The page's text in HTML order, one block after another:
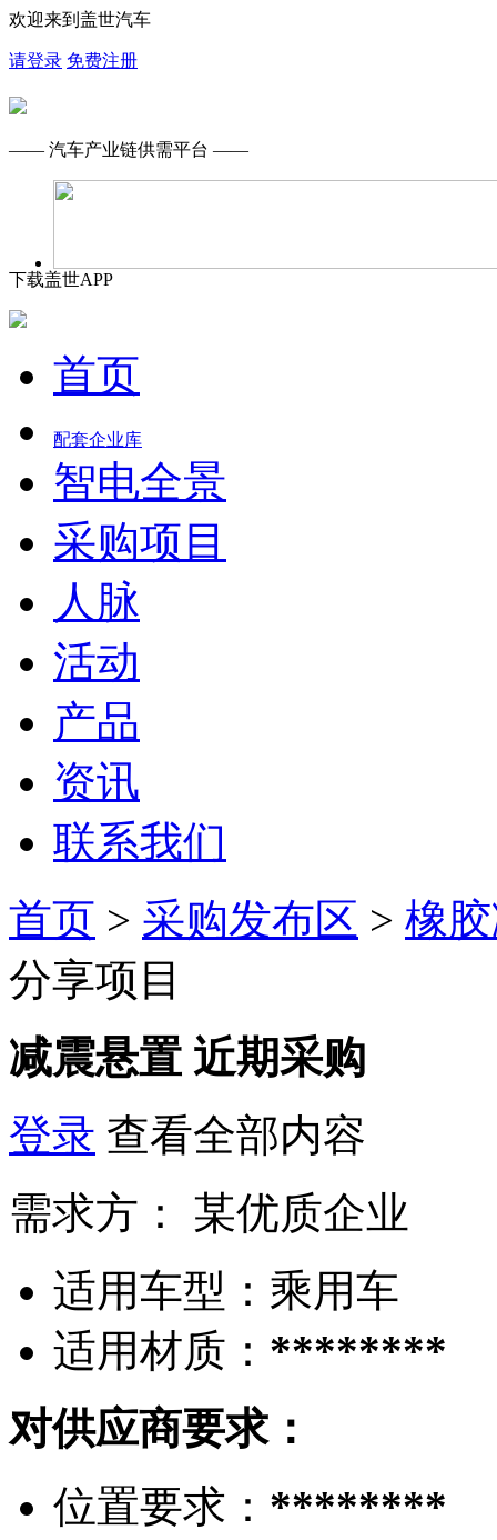
欢迎来到盖世汽车
请登录 免费注册
—— 汽车产业链供需平台 ——
下载盖世APP
首页
配套企业库
智电全景
采购项目
人脉
活动
产品
资讯
联系我们
首页 > 采购发布区 > 橡
分享项目
减震悬置 近期采购
登录 查看全部内容
需求方：
某优质企业
适用车型： 乘用车
适用材质： ********
对供应商要求：
位置要求： ********